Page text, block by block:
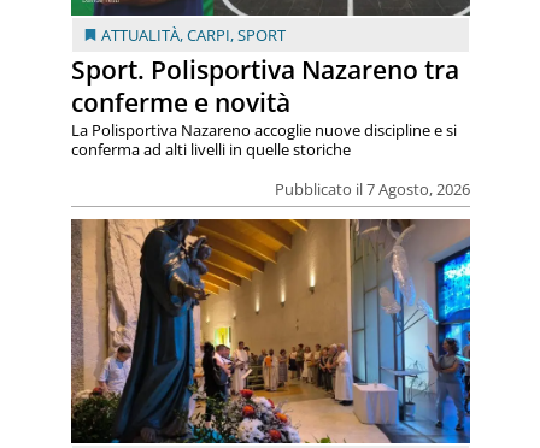
ATTUALITÀ,CARPI,SPORT
Sport. Polisportiva Nazareno tra
conferme e novità
Pubblicato il 7 Agosto, 2026
La Polisportiva Nazareno accoglie nuove discipline e si
conferma ad alti livelli in quelle storiche